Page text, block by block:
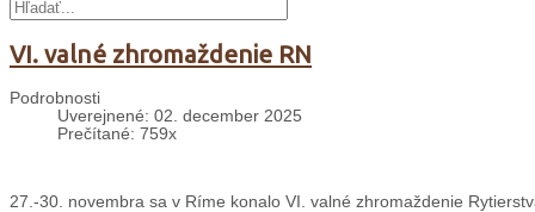
VI. valné zhromaždenie RN
Podrobnosti
Uverejnené: 02. december 2025
Prečítané: 759x
27.-30. novembra sa v Ríme konalo VI. valné zhromaždenie